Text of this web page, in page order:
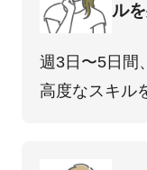
ル
週3⽇〜5⽇間
⾼度なスキル